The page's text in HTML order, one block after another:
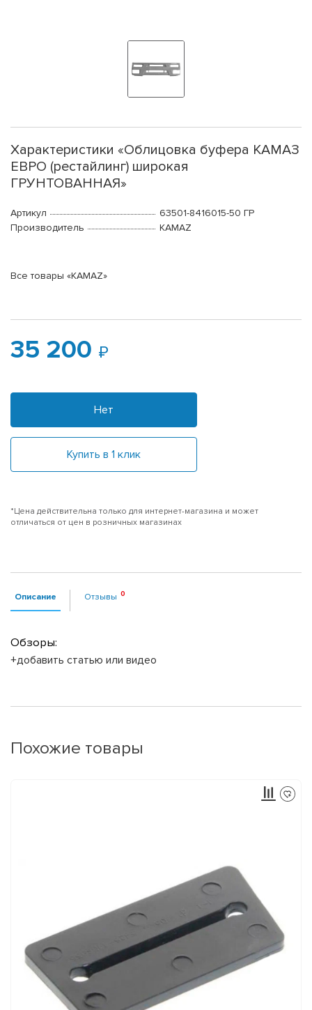
Характеристики «Облицовка буфера КАМАЗ
ЕВРО (рестайлинг) широкая
ГРУНТОВАННАЯ»
Артикул
63501-8416015-50 ГР
Производитель
KAMAZ
Все товары «KAMAZ»
35 200
Нет
Купить в 1 клик
*Цена действительна только для интернет-магазина и может
отличаться от цен в розничных магазинах
Описание Отзывы
Обзоры:
+добавить статью или видео
Похожие товары